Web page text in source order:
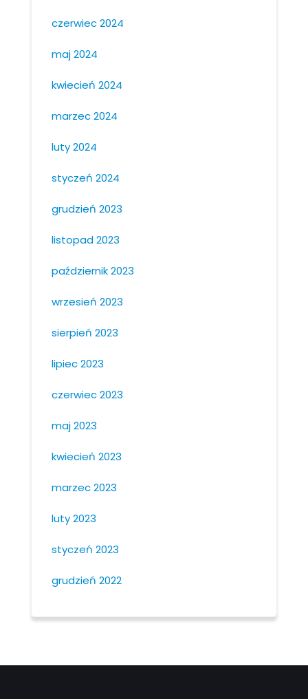
czerwiec 2024
maj 2024
kwiecień 2024
marzec 2024
luty 2024
styczeń 2024
grudzień 2023
listopad 2023
październik 2023
wrzesień 2023
sierpień 2023
lipiec 2023
czerwiec 2023
maj 2023
kwiecień 2023
marzec 2023
luty 2023
styczeń 2023
grudzień 2022